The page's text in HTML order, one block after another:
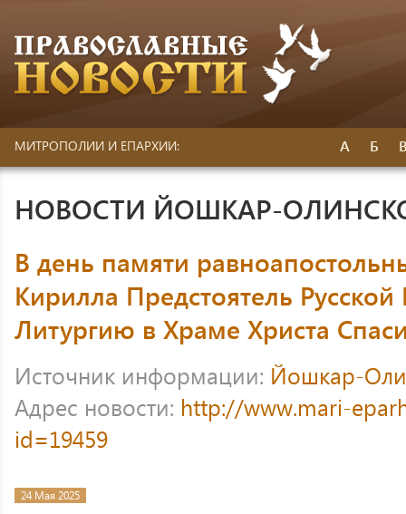
МИТРОПОЛИИ И ЕПАРХИИ: А Б
НОВОСТИ ЙОШКАР-
В день памяти
Кирилла Предстоятель
Литургию в Храме Христа
Источник информации: Йошкар-
Адрес новости: http://www.mari-
id=19459
24 Мая 2025